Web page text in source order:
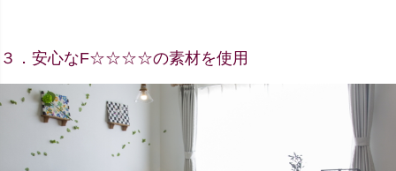
３．安心なF☆☆☆☆の素材を使用